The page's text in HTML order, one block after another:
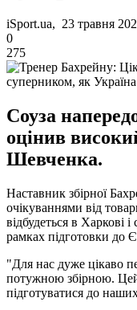
iSport.ua, 23 травня
0
275
Соуза
оцінив
Шевченка.
Наставник збірної
очікуваннями від
відбудеться в
рамках підготовки до
"Для нас дуже цікаво
потужною збірною.
підготуватися до